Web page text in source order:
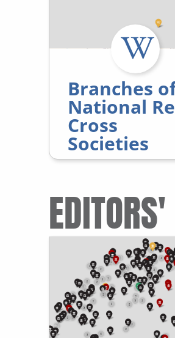
Branches
National
Cross
Societies